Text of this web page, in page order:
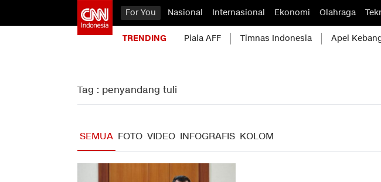
For You Nasional Internasional Ekonomi Olahraga
TRENDING Piala AFF Timnas Indonesia Apel
Tag : penyandang tuli
SEMUA FOTO VIDEO INFOGRAFIS KOLOM